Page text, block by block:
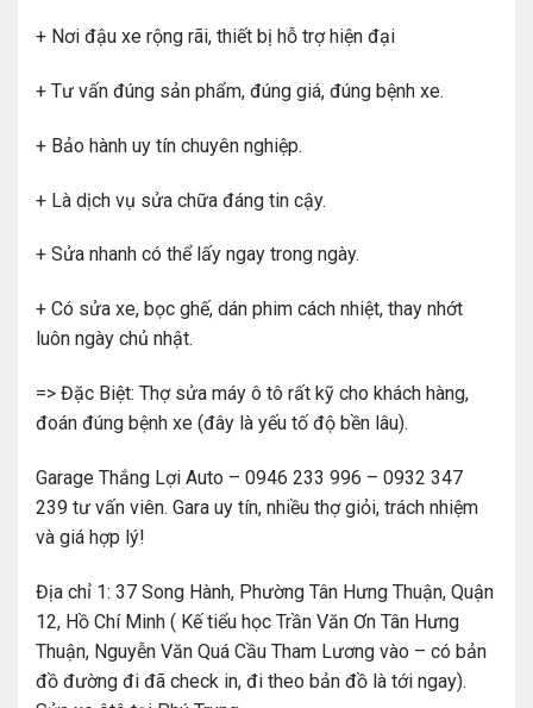
+ Nơi đậu xe rộng rãi, thiết bị hỗ trợ hiện đại
+ Tư vấn đúng sản phẩm, đúng giá, đúng bệnh xe.
+ Bảo hành uy tín chuyên nghiệp.
+ Là dịch vụ sửa chữa đáng tin cậy.
+ Sửa nhanh có thể lấy ngay trong ngày.
+ Có sửa xe, bọc ghế, dán phim cách nhiệt, thay nhớt
luôn ngày chủ nhật.
=> Đặc Biệt: Thợ sửa máy ô tô rất kỹ cho khách hàng,
đoán đúng bệnh xe (đây là yếu tố độ bền lâu).
Garage Thắng Lợi Auto – 0946 233 996 – 0932 347
239 tư vấn viên. Gara uy tín, nhiều thợ giỏi, trách nhiệm
và giá hợp lý!
Địa chỉ 1: 37 Song Hành, Phường Tân Hưng Thuận, Quận
12, Hồ Chí Minh ( Kế tiểu học Trần Văn Ơn Tân Hưng
Thuận, Nguyễn Văn Quá Cầu Tham Lương vào – có bản
đồ đường đi đã check in, đi theo bản đồ là tới ngay).